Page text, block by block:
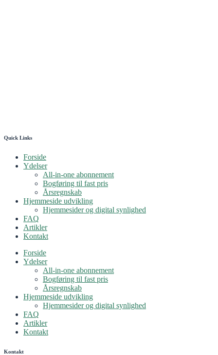
Quick Links
Forside
Ydelser
All-in-one abonnement
Bogføring til fast pris
Årsregnskab
Hjemmeside udvikling
Hjemmesider og digital synlighed
FAQ
Artikler
Kontakt
Forside
Ydelser
All-in-one abonnement
Bogføring til fast pris
Årsregnskab
Hjemmeside udvikling
Hjemmesider og digital synlighed
FAQ
Artikler
Kontakt
Kontakt